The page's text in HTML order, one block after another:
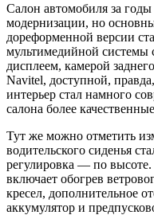
Салон автомобиля за
модернизации, но
дореформенной версии
мультимедийной
дисплеем, камерой
Navitel, доступной,
интерьер стал намного
салона более
Тут же можно отметить
водительского сиденья
регулировка — по
включает обогрев
кресел, дополнительное
аккумулятор и